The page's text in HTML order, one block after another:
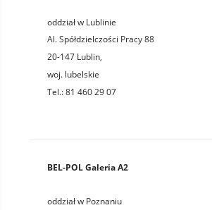
oddział w Lublinie
Al. Spółdzielczości Pracy 88
20-147 Lublin,
woj. lubelskie
Tel.:81 460 29 07
BEL-POL Galeria A2
oddział w Poznaniu